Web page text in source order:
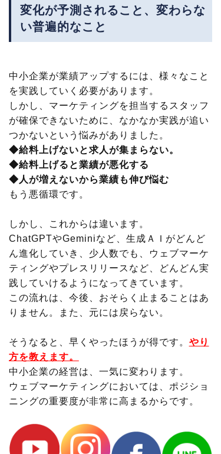
変化が予測されること、変わらな
い普遍的なこと
中小企業が業績アップするには、様々なこと
を実践していく必要があります。
しかし、マーケティングを担当するスタッフ
が確保できないために、なかなか実践が追い
つかないという悩みがありました。
◆給料上げないと求人が集まらない。
◆給料上げると業績が悪化する
◆人が増えないから業績も伸び悩む
もう悪循環です。
しかし、これからは違います。
ChatGPTやGeminiなど、生成ＡＩがどんど
ん進化していき、少人数でも、ウェブマーケ
ティングやプレスリリースなど、どんどん実
践していけるようになってきています。
この流れは、今後、おそらく止まることはあ
りません。また、元には戻らない。
そうなると、早くやったほうが得です。 やり
方を教えます。
中小企業の経営は、一気に変わります。
ウェブマーケティングにおいては、ポジショ
ニングの重要度が非常に高まるからです。